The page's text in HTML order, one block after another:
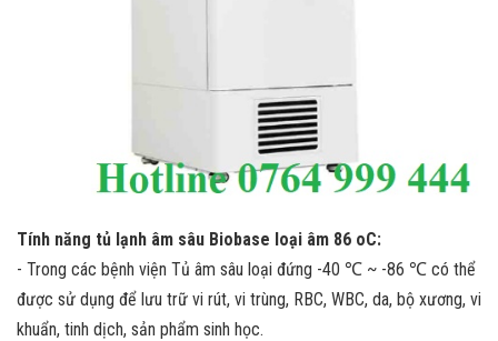
Tính năng tủ lạnh âm sâu Biobase loại âm 86 oC:
- Trong các bệnh viện Tủ âm sâu loại đứng -40 ℃ ~ -86 ℃ có thể
được sử dụng để lưu trữ vi rút, vi trùng, RBC, WBC, da, bộ xương, vi
khuẩn, tinh dịch, sản phẩm sinh học.